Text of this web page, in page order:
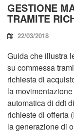
GESTIONE
TRAMITE
22/03/2018
Guida che illustra
su commessa
richiesta di
la
automatica di ddt
richieste di offerta
la generazione di